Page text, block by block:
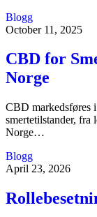
Blogg
October 11, 2025
CBD for
Norge
CBD markedsføres
smertetilstander,
Norge…
Blogg
April 23, 2026